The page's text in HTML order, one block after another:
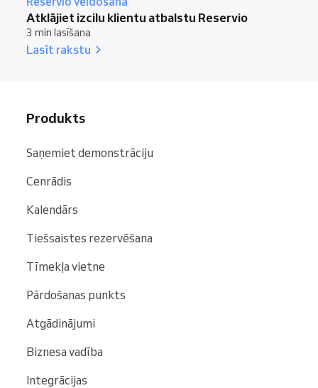
Atklājiet izcilu klientu atbalstu Reservio
3 min lasīšana
Lasīt rakstu
Produkts
Saņemiet demonstrāciju
Cenrādis
Kalendārs
Tiešsaistes rezervēšana
Tīmekļa vietne
Pārdošanas punkts
Atgādinājumi
Biznesa vadība
Integrācijas